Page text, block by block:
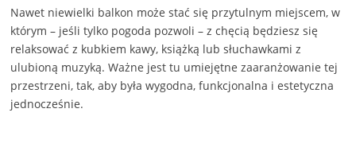
Nawet niewielki balkon może stać się przytulnym miejscem, w
którym – jeśli tylko pogoda pozwoli – z chęcią będziesz się
relaksować z kubkiem kawy, książką lub słuchawkami z
ulubioną muzyką. Ważne jest tu umiejętne zaaranżowanie tej
przestrzeni, tak, aby była wygodna, funkcjonalna i estetyczna
jednocześnie.